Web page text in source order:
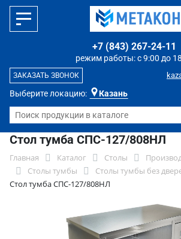
Выберите локацию: Казань
режим работы: с 9:00 до
+7 (843) 267-24-11
ЗАКАЗАТЬ ЗВОНОК
Стол тумба СПС-127/808НЛ
Главная Каталог Столы
Столы тумбы
Столы тумбы без
Стол тумба СПС-127/808НЛ